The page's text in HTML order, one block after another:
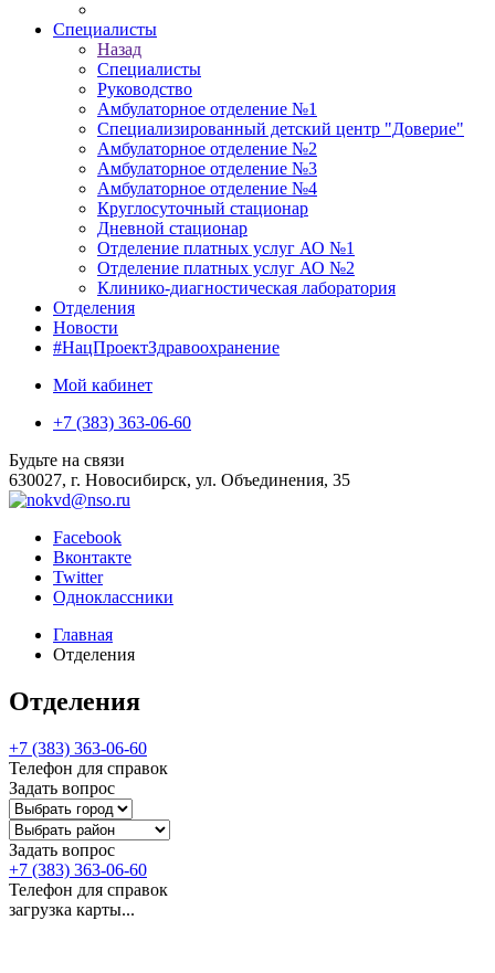
Специалисты
Назад
Специалисты
Руководство
Амбулаторное отделение №1
Специализированный детский центр "Доверие"
Амбулаторное отделение №2
Амбулаторное отделение №3
Амбулаторное отделение №4
Круглосуточный стационар
Дневной стационар
Отделение платных услуг АО №1
Отделение платных услуг АО №2
Клинико-диагностическая лаборатория
Отделения
Новости
#НацПроектЗдравоохранение
Мой кабинет
+7 (383) 363-06-60
Будьте на связи
630027, г. Новосибирск, ул. Объединения, 35
Facebook
Вконтакте
Twitter
Одноклассники
Главная
Отделения
Отделения
+7 (383) 363-06-60
Телефон для справок
Задать вопрос
Задать вопрос
+7 (383) 363-06-60
Телефон для справок
загрузка карты...